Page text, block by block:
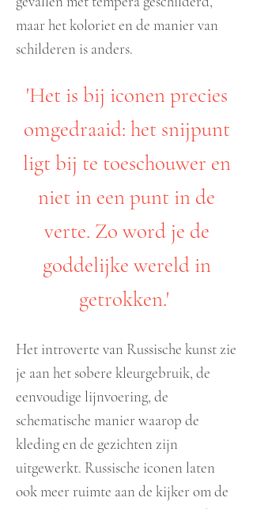
maar het koloriet en de manier van
schilderen is anders.
'Het is bij iconen precies
omgedraaid: het snijpunt
ligt bij te toeschouwer en
niet in een punt in de
verte. Zo word je de
goddelijke wereld in
getrokken.'
Het introverte van Russische kunst zie
je aan het sobere kleurgebruik, de
eenvoudige lijnvoering, de
schematische manier waarop de
kleding en de gezichten zijn
uitgewerkt. Russische iconen laten
ook meer ruimte aan de kijker om de